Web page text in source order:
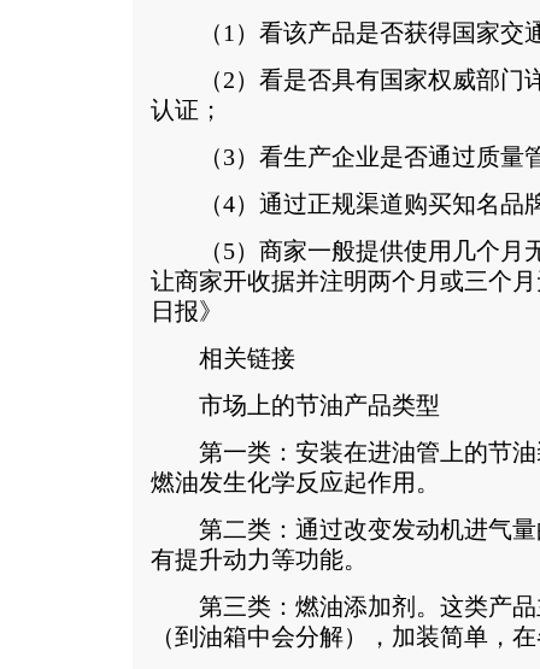
（1）看该产品是否获得国家交
（2）看是否具有国家权威部门
认证；
（3）看生产企业是否通过质量
（4）通过正规渠道购买知名品
（5）商家一般提供使用几个月
让商家开收据并注明两个月或三个
日报》
相关链接
市场上的节油产品类型
第一类：安装在进油管上的节油
燃油发生化学反应起作用。
第二类：通过改变发动机进气量
有提升动力等功能。
第三类：燃油添加剂。这类产品
（到油箱中会分解），加装简单，